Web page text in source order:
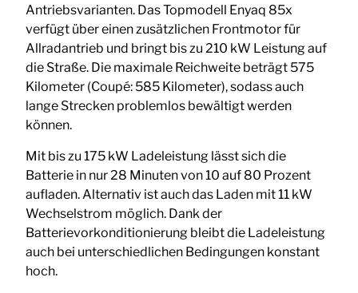
Antriebsvarianten. Das Topmodell Enyaq 85x
verfügt über einen zusätzlichen Frontmotor für
Allradantrieb und bringt bis zu 210 kW Leistung auf
die Straße. Die maximale Reichweite beträgt 575
Kilometer (Coupé: 585 Kilometer), sodass auch
lange Strecken problemlos bewältigt werden
können.
Mit bis zu 175 kW Ladeleistung lässt sich die
Batterie in nur 28 Minuten von 10 auf 80 Prozent
aufladen. Alternativ ist auch das Laden mit 11 kW
Wechselstrom möglich. Dank der
Batterievorkonditionierung bleibt die Ladeleistung
auch bei unterschiedlichen Bedingungen konstant
hoch.